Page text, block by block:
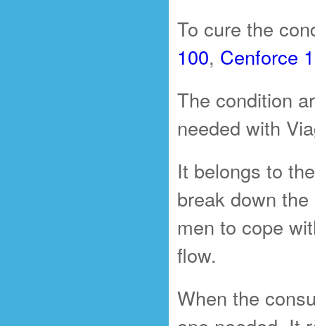
To cure the
100, Cenforce
The condition
needed with
It belongs to
break down
men to cope
flow.
When the